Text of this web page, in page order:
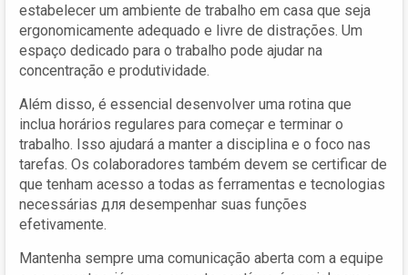
estabelecer um ambiente de trabalho em casa que seja
ergonomicamente adequado e livre de distrações. Um
espaço dedicado para o trabalho pode ajudar na
concentração e produtividade.
Além disso, é essencial desenvolver uma rotina que
inclua horários regulares para começar e terminar o
trabalho. Isso ajudará a manter a disciplina e o foco nas
tarefas. Os colaboradores também devem se certificar de
que tenham acesso a todas as ferramentas e tecnologias
necessárias для desempenhar suas funções
efetivamente.
Mantenha sempre uma comunicação aberta com a equipe